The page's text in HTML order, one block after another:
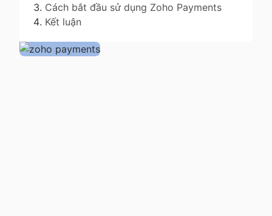
Cách bắt đầu sử dụng Zoho Payments
Kết luận